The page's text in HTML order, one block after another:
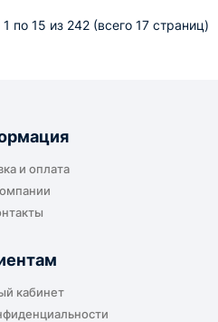
по 15 из 242 (всего 17 страниц)
и оплата
кабинет